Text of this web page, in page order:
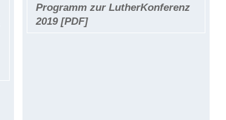
Programm zur LutherKonferenz
2019 [PDF]